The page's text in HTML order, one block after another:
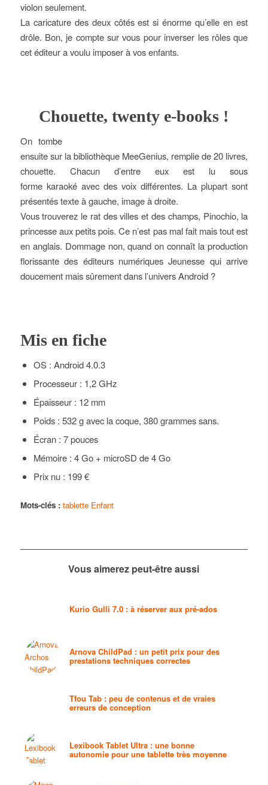
violon seulement.
La caricature des deux côtés est si énorme qu’elle en est
drôle. Bon, je compte sur vous pour inverser les rôles que
cet éditeur a voulu imposer à vos enfants.
Chouette, twenty e-books !
On tombe
ensuite sur la bibliothèque MeeGenius, remplie de 20 livres,
chouette. Chacun d’entre eux est lu sous
forme karaoké avec des voix différentes. La plupart sont
présentés texte à gauche, image à droite.
Vous trouverez le rat des villes et des champs, Pinochio, la
princesse aux petits pois. Ce n’est pas mal fait mais tout est
en anglais. Dommage non, quand on connaît la production
florissante des éditeurs numériques Jeunesse qui arrive
doucement mais sûrement dans l’univers Android ?
Mis en fiche
OS : Android 4.0.3
Processeur : 1,2 GHz
Épaisseur : 12 mm
Poids : 532 g avec la coque, 380 grammes sans.
Écran : 7 pouces
Mémoire : 4 Go + microSD de 4 Go
Prix nu : 199 €
Mots-clés : tablette Enfant
Vous aimerez peut-être aussi
Kurio Gulli 7.0 : à réserver aux pré-ados
Arnova ChildPad : un petit prix pour des
prestations techniques correctes
Tfou Tab : peu de contenus et de vraies
erreurs de conception
Lexibook Tablet Ultra : une bonne
autonomie pour une tablette très moyenne